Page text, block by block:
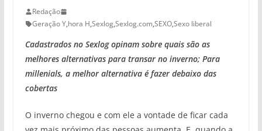
Redação
Geração Y,hora H,Sexlog,Sexlog.com,SEXO,Sexo liberal
Cadastrados no Sexlog opinam sobre quais são as
melhores alternativas para transar no inverno; Para
millenials, a melhor alternativa é fazer debaixo das
cobertas
O inverno chegou e com ele a vontade de ficar cada